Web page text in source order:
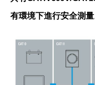
有環境下進行安全測量